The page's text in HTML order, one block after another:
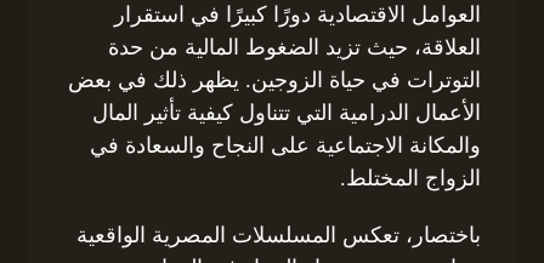
العوامل الاقتصادية دورًا كبيرًا في استقرار
العلاقة، حيث تزيد الضغوط المالية من حدة
التوترات في حياة الزوجين. يظهر ذلك في بعض
الأعمال الدرامية التي تتناول كيفية تأثير المال
والمكانة الاجتماعية على النجاح والسعادة في
الزواج المختلط.
باختصار، تعكس المسلسلات المصرية الواقعية